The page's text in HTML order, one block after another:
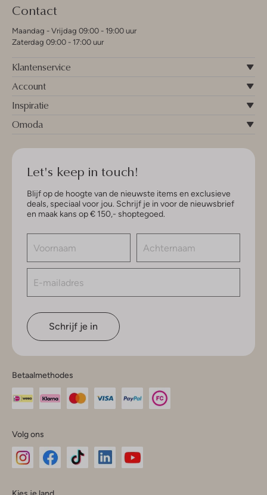
Contact
Maandag - Vrijdag 09:00 - 19:00 uur
Zaterdag 09:00 - 17:00 uur
Klantenservice
Account
Inspiratie
Omoda
Let's keep in touch!
Blijf op de hoogte van de nieuwste items en exclusieve
deals, speciaal voor jou. Schrijf je in voor de nieuwsbrief
en maak kans op € 150,- shoptegoed.
Schrijf je in
Betaalmethodes
Volg ons